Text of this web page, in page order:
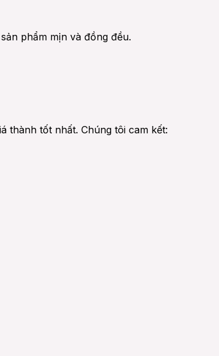
phẩm mịn và đồng đều.
thành tốt nhất. Chúng tôi cam kết: